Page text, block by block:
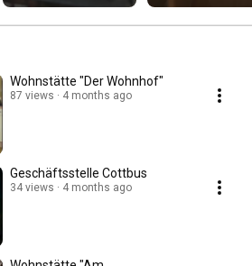
Wohnstätte "Der Wohnhof"
87 views 4 months ago
Geschäftsstelle Cottbus
34 views 4 months ago